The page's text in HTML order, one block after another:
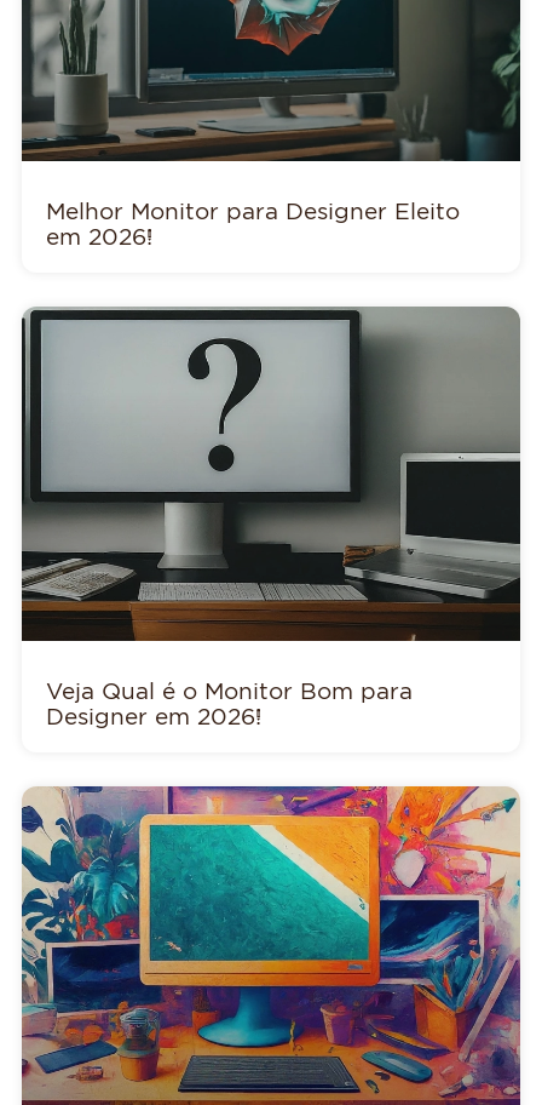
Melhor Monitor para Designer Eleito
em 2026!
Veja Qual é o Monitor Bom para
Designer em 2026!